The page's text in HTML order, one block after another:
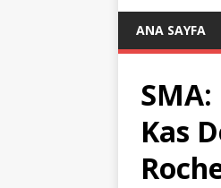
ANA SAYFA
Kas